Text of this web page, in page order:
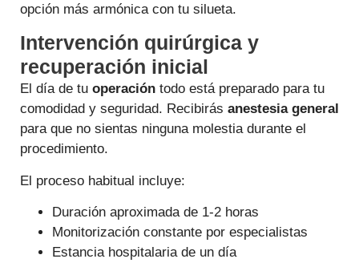
opción más armónica con tu silueta.
Intervención quirúrgica y
recuperación inicial
El día de tu operación todo está preparado para tu
comodidad y seguridad. Recibirás anestesia general
para que no sientas ninguna molestia durante el
procedimiento.
El proceso habitual incluye:
Duración aproximada de 1-2 horas
Monitorización constante por especialistas
Estancia hospitalaria de un día